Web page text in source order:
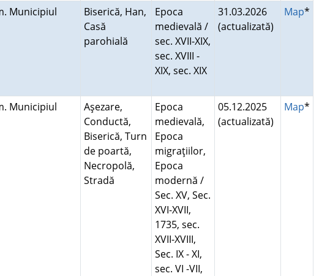
Municipiul
Biserică, Han,
Casă
parohială
Epoca
medievală /
sec. XVII-XIX,
sec. XVIII -
XIX, sec. XIX
31.03.2026
(actualizată)
Map*
Municipiul
Aşezare,
Conductă,
Biserică, Turn
de poartă,
Necropolă,
Stradă
Epoca
medievală,
Epoca
migraţiilor,
Epoca
modernă /
Sec. XV, Sec.
XVI-XVII,
1735, sec.
XVII-XVIII,
Sec. IX - XI,
sec. VI -VII,
05.12.2025
(actualizată)
Map*